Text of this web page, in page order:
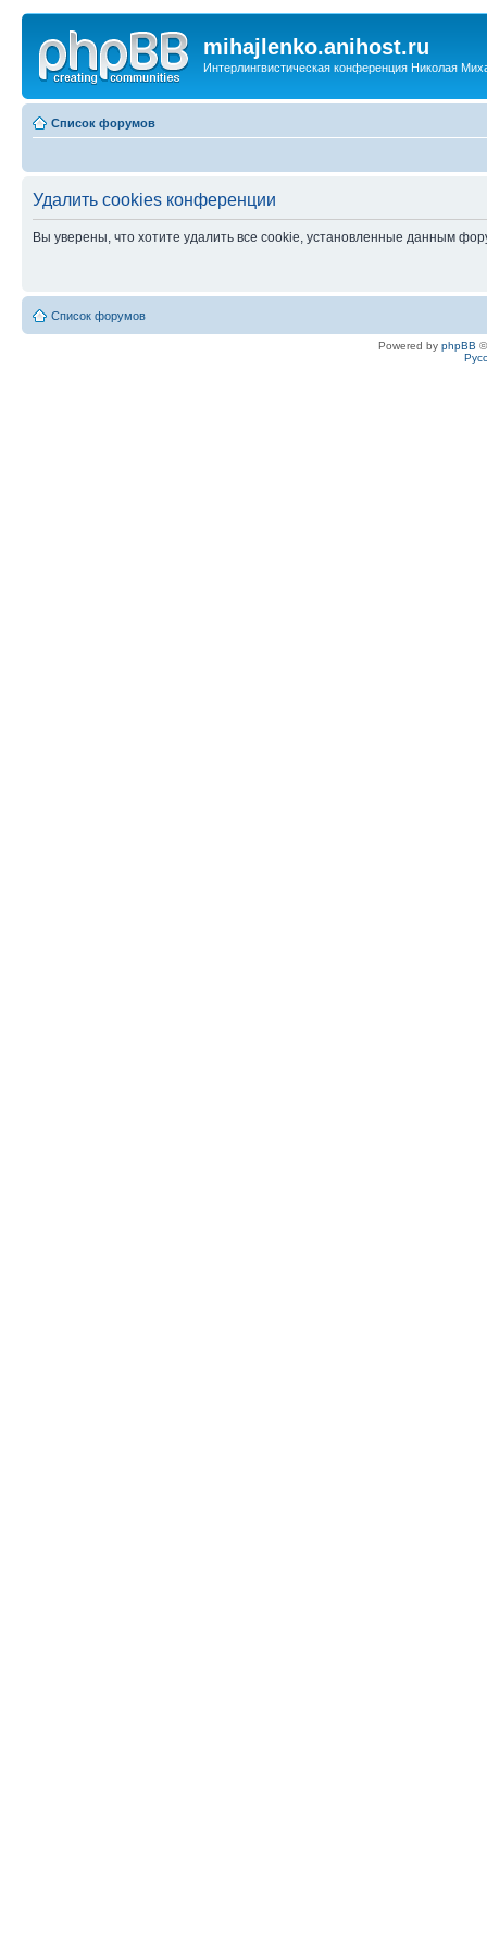
mihajlenko.anihost.ru
Интерлингвистическая конференция Николая
Список форумов
Удалить cookies конференции
Вы уверены, что хотите удалить все cookie, установленные данным
Список форумов
Powered by phpBB